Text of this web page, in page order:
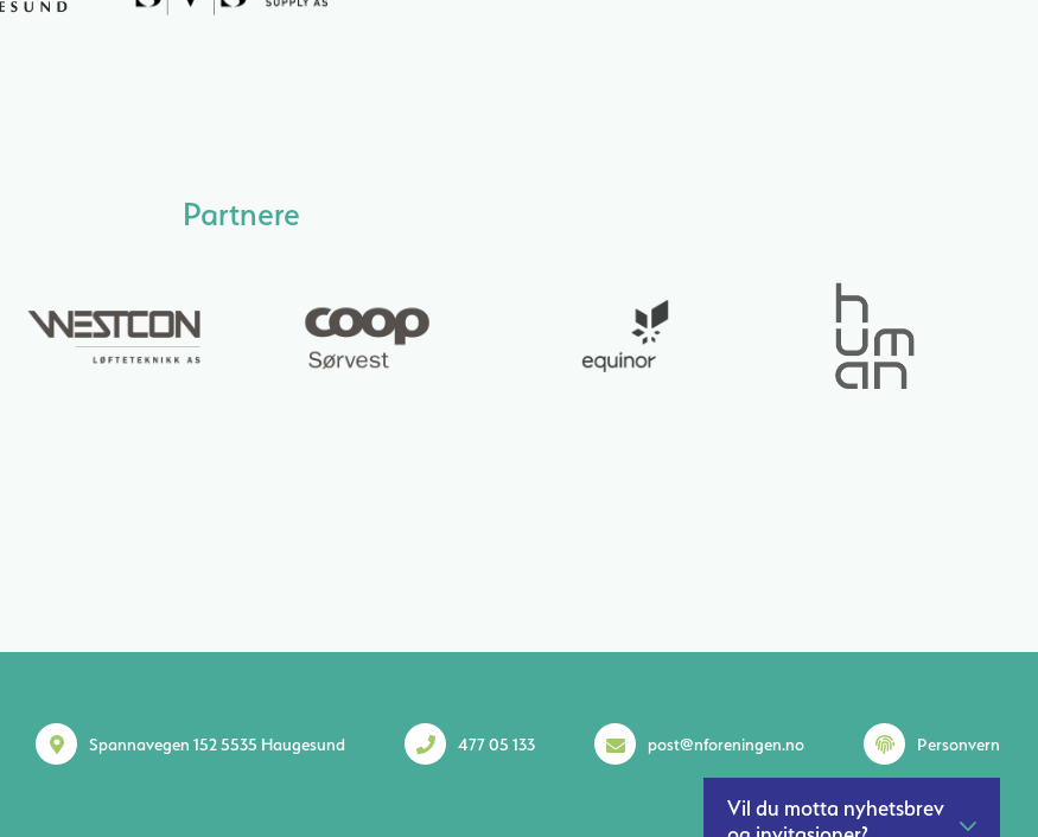
Vil du motta nyhetsbrev
Partnere
Personvern
post@nforeningen.no
477 05 133
Spannavegen 152 5535 Haugesund